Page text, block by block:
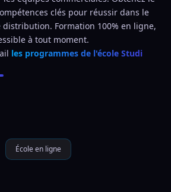
clés pour réussir dans le
Formation 100% en ligne,
à tout moment.
les programmes de l'école Studi
École en ligne